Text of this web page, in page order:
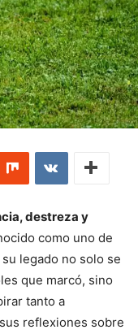
destreza y
como uno de
legado no solo se
que marcó, sino
tanto a
reflexiones sobre